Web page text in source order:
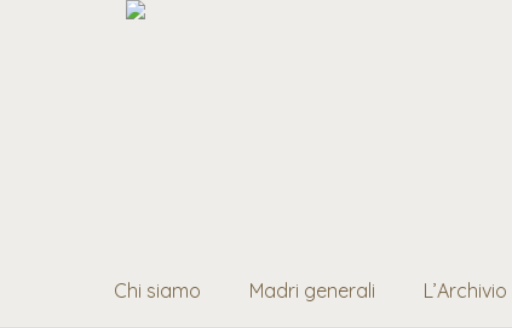
Chi siamo Madri generali L’Archivio